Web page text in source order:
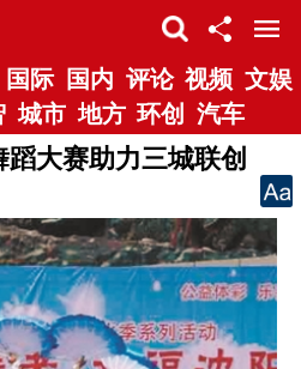
国际 国内 评论 视频 文娱
城市 地方 环创 汽车
大赛助力三城联创